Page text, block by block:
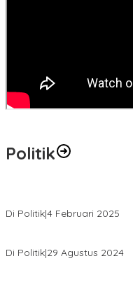
Politik
Di Politik|4 Februari 2025
Di Politik|29 Agustus 2024